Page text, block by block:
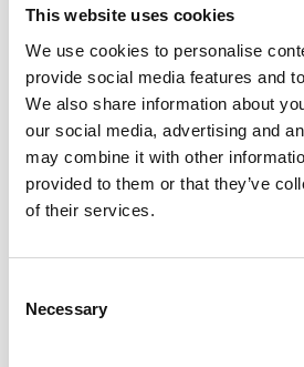
This website uses cookies
We use cookies to personalise
provide social media features and
We also share information about
our social media, advertising and
may combine it with other
provided to them or that they’ve
of their services.
Selection
Necessary
Produktgalerie überspringen
Das könnte Ihnen auch gefallen